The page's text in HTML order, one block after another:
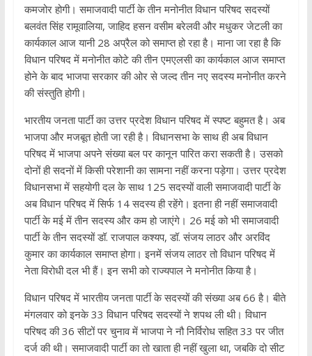
कमजोर होगी। समाजवादी पार्टी के तीन मनोनीत विधान परिषद सदस्यों
बलवंत सिंह रामूवालिया, जाहिद हसन वसीम बरेलवी और मधुकर जेटली का
कार्यकाल आज यानी 28 अप्रैल को समाप्त हो रहा है। माना जा रहा है कि
विधान परिषद में मनोनीत कोटे की तीन एमएलसी का कार्यकाल आज समाप्त
होने के बाद भाजपा सरकार की ओर से जल्द तीन नए सदस्य मनोनीत करने
की संस्तुति होगी।
भारतीय जनता पार्टी का उत्तर प्रदेश विधान परिषद में स्पष्ट बहुमत है। अब
भाजपा और मजबूत होती जा रही है। विधानसभा के साथ ही अब विधान
परिषद में भाजपा अपने संख्या बल पर कानून पारित करा सकती है। उसको
दोनों ही सदनों में किसी परेशानी का सामना नहीं करना पड़ेगा। उत्तर प्रदेश
विधानसभा में सहयोगी दल के साथ 125 सदस्यों वाली समाजवादी पार्टी के
अब विधान परिषद में सिर्फ 14 सदस्य ही रहेंगे। इतना ही नहीं समाजवादी
पार्टी के मई में तीन सदस्य और कम हो जाएंगे। 26 मई को भी समाजवादी
पार्टी के तीन सदस्यों डॉ. राजपाल कश्यप, डॉ. संजय लाठर और अरविंद
कुमार का कार्यकाल समाप्त होगा। इनमें संजय लाठर तो विधान परिषद में
नेता विरोधी दल भी हैं। इन सभी को राज्यपाल ने मनोनीत किया है।
विधान परिषद में भारतीय जनता पार्टी के सदस्यों की संख्या अब 66 है। बीते
मंगलवार को इनके 33 विधान परिषद सदस्यों ने शपथ ली थी। विधान
परिषद की 36 सीटों पर चुनाव में भाजपा ने नौ निर्विरोध सहित 33 पर जीत
दर्ज की थी। समाजवादी पार्टी का तो खाता ही नहीं खुला था, जबकि दो सीट